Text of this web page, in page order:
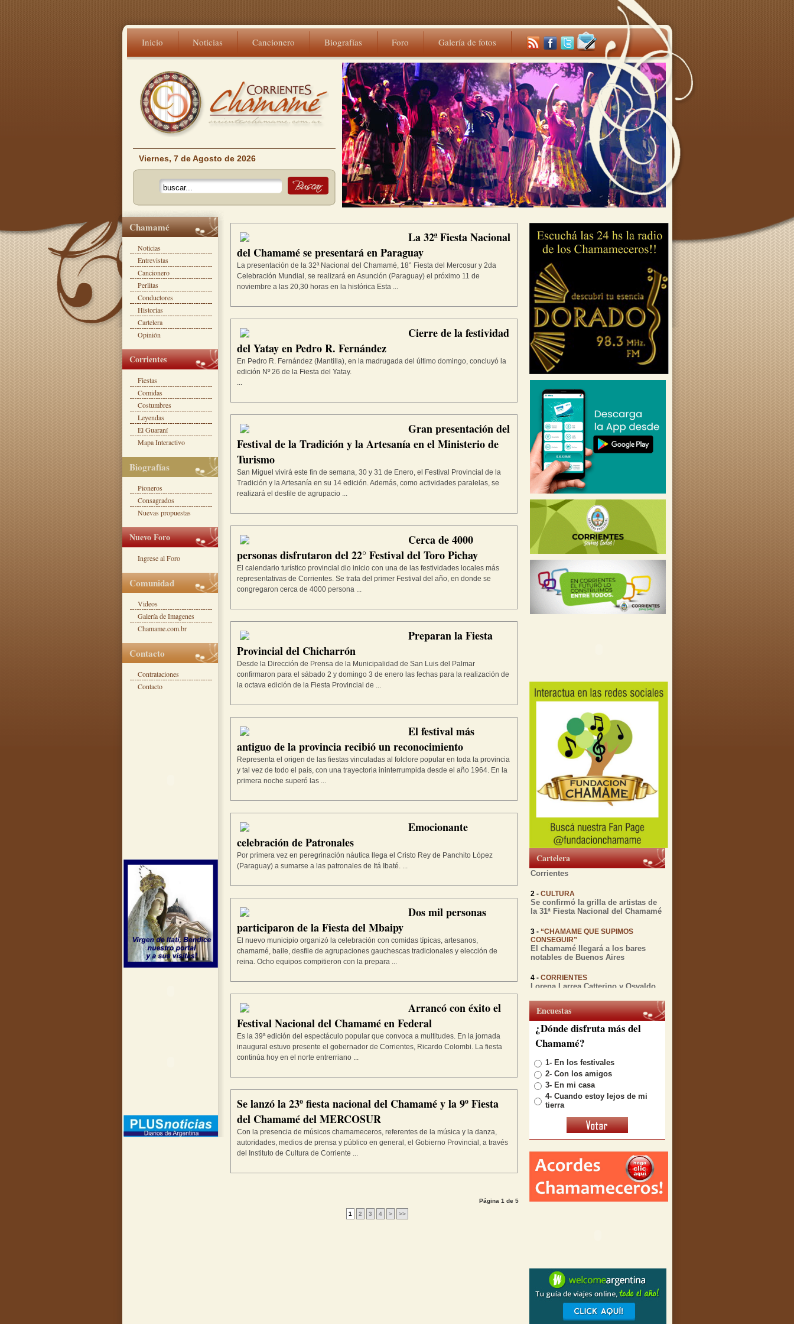
Inicio Noticias Cancionero Biografías Foro Galería de fotos
Viernes, 7 de Agosto de 2026
Cartelera
MIENTRAS TRANSCURRE EL
FESTIVAL DEL CHAMAMÉ
Diversas actividades culturales
relacionadas con el Chamamé se
realizarán esta semana en
Se confirmó la grilla de artistas de
la 31ª Fiesta Nacional del Chamamé
CONSEGUIR”
El chamamé llegará a los bares
notables de Buenos Aires
Lorena Larrea Catterino y Osvaldo
Gomez presentan "Chamamé en
A 12 años de su partida, la Peña de
la ciudad rinde honores a Julio
Godoy
Encuestas
¿Dónde disfruta más del
Chamamé?
1- En los festivales
2- Con los amigos
3- En mi casa
4- Cuando estoy lejos de mi
tierra
La 32ª Fiesta Nacional
del Chamamé se presentará en Paraguay
La presentación de la 32ª Nacional del Chamamé, 18° Fiesta del Mercosur y 2da
Celebración Mundial, se realizará en Asunción (Paraguay) el próximo 11 de
noviembre a las 20,30 horas en la histórica Esta ...
Cierre de la festividad
del Yatay en Pedro R. Fernández
En Pedro R. Fernández (Mantilla), en la madrugada del último domingo, concluyó la
edición Nº 26 de la Fiesta del Yatay.
...
Gran presentación del
Festival de la Tradición y la Artesanía en el Ministerio de
Turismo
San Miguel vivirá este fin de semana, 30 y 31 de Enero, el Festival Provincial de la
Tradición y la Artesanía en su 14 edición. Además, como actividades paralelas, se
realizará el desfile de agrupacio ...
Cerca de 4000
personas disfrutaron del 22° Festival del Toro Pichay
El calendario turístico provincial dio inicio con una de las festividades locales más
representativas de Corrientes. Se trata del primer Festival del año, en donde se
congregaron cerca de 4000 persona ...
Preparan la Fiesta
Provincial del Chicharrón
Desde la Dirección de Prensa de la Municipalidad de San Luis del Palmar
confirmaron para el sábado 2 y domingo 3 de enero las fechas para la realización de
la octava edición de la Fiesta Provincial de ...
El festival más
antiguo de la provincia recibió un reconocimiento
Representa el origen de las fiestas vinculadas al folclore popular en toda la provincia
y tal vez de todo el país, con una trayectoria ininterrumpida desde el año 1964. En la
primera noche superó las ...
Emocionante
celebración de Patronales
Por primera vez en peregrinación náutica llega el Cristo Rey de Panchito López
(Paraguay) a sumarse a las patronales de Itá Ibaté. ...
Dos mil personas
participaron de la Fiesta del Mbaipy
El nuevo municipio organizó la celebración con comidas típicas, artesanos,
chamamé, baile, desfile de agrupaciones gauchescas tradicionales y elección de
reina. Ocho equipos compitieron con la prepara ...
Arrancó con éxito el
Festival Nacional del Chamamé en Federal
Es la 39ª edición del espectáculo popular que convoca a multitudes. En la jornada
inaugural estuvo presente el gobernador de Corrientes, Ricardo Colombi. La fiesta
continúa hoy en el norte entrerriano ...
Se lanzó la 23º fiesta nacional del Chamamé y la 9º Fiesta
del Chamamé del MERCOSUR
Con la presencia de músicos chamameceros, referentes de la música y la danza,
autoridades, medios de prensa y público en general, el Gobierno Provincial, a través
del Instituto de Cultura de Corriente ...
Página 1 de 5
1
2 3 4 > >>
Chamamé
Noticias
Entrevistas
Cancionero
Perlitas
Conductores
Historias
Cartelera
Opinión
Corrientes
Fiestas
Comidas
Costumbres
Leyendas
El Guaraní
Mapa Interactivo
Biografías
Pioneros
Consagrados
Nuevas propuestas
Nuevo Foro
Ingrese al Foro
Comunidad
Videos
Galería de Imagenes
Chamame.com.br
Contacto
Contrataciones
Contacto